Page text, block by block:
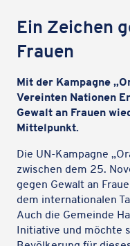
Ein Zeichen
Frauen
Mit der Kampa­gne
Verein­ten Natio­nen
Gewalt an Frauen
Mittelpunkt.
Die UN-Kampa­gne
zwischen dem 25.
gegen Gewalt an
dem inter­na­tio­na­len
Auch die Gemeinde
Initia­tive und möchte